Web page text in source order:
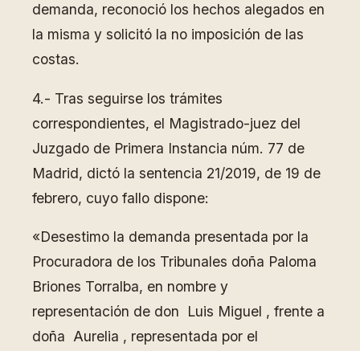
demanda, reconoció los hechos alegados en
la misma y solicitó la no imposición de las
costas.
4.- Tras seguirse los trámites
correspondientes, el Magistrado-juez del
Juzgado de Primera Instancia núm. 77 de
Madrid, dictó la sentencia 21/2019, de 19 de
febrero, cuyo fallo dispone:
«Desestimo la demanda presentada por la
Procuradora de los Tribunales doña Paloma
Briones Torralba, en nombre y
representación de don Luis Miguel , frente a
doña Aurelia , representada por el